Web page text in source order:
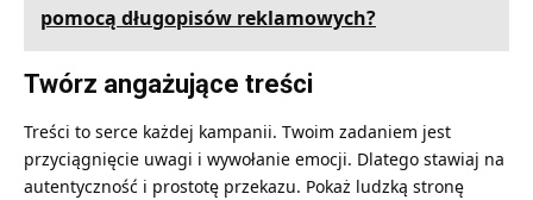
pomocą długopisów reklamowych?
Twórz angażujące treści
Treści to serce każdej kampanii. Twoim zadaniem jest
przyciągnięcie uwagi i wywołanie emocji. Dlatego stawiaj na
autentyczność i prostotę przekazu. Pokaż ludzką stronę